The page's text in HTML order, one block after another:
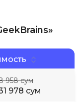
958 сум
978 сум